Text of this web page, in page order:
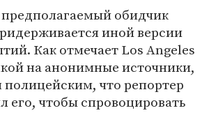
обидчик
иной версии
Как отмечает Los Angeles
на анонимные источники,
полицейским, что репортер
его, чтобы спровоцировать